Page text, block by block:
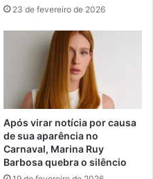
23 de fevereiro de 2026
Após virar notícia por causa
de sua aparência no
Carnaval, Marina Ruy
Barbosa quebra o silêncio